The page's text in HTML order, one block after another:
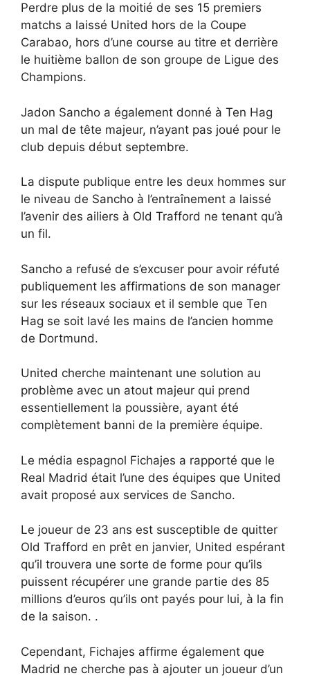
Perdre plus de la moitié de ses 15 premiers
matchs a laissé United hors de la Coupe
Carabao, hors d’une course au titre et derrière
le huitième ballon de son groupe de Ligue des
Champions.
Jadon Sancho a également donné à Ten Hag
un mal de tête majeur, n’ayant pas joué pour le
club depuis début septembre.
La dispute publique entre les deux hommes sur
le niveau de Sancho à l’entraînement a laissé
l’avenir des ailiers à Old Trafford ne tenant qu’à
un fil.
Sancho a refusé de s’excuser pour avoir réfuté
publiquement les affirmations de son manager
sur les réseaux sociaux et il semble que Ten
Hag se soit lavé les mains de l’ancien homme
de Dortmund.
United cherche maintenant une solution au
problème avec un atout majeur qui prend
essentiellement la poussière, ayant été
complètement banni de la première équipe.
Le média espagnol Fichajes a rapporté que le
Real Madrid était l’une des équipes que United
avait proposé aux services de Sancho.
Le joueur de 23 ans est susceptible de quitter
Old Trafford en prêt en janvier, United espérant
qu’il trouvera une sorte de forme pour qu’ils
puissent récupérer une grande partie des 85
millions d’euros qu’ils ont payés pour lui, à la fin
de la saison. .
Cependant, Fichajes affirme également que
Madrid ne cherche pas à ajouter un joueur d’un